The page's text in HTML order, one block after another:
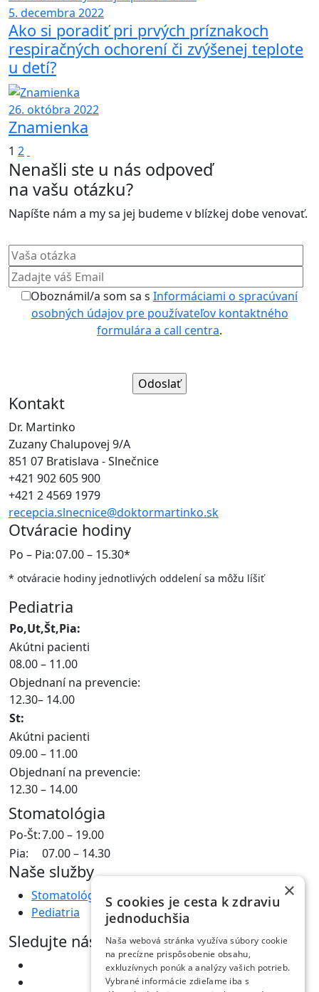
5. decembra 2022
Ako si poradiť pri prvých príznakoch
respiračných ochorení či zvýšenej teplote
u detí?
26. októbra 2022
Znamienka
Stránkovanie
príspevkov
1 2
Nenašli ste u nás odpoveď
na vašu otázku?
Napíšte nám a my sa jej budeme v blízkej dobe venovať.
Oboznámil/a som sa s Informáciami o spracúvaní
osobných údajov pre používateľov kontaktného
formulára a call centra.
Kontakt
Dr. Martinko
Zuzany Chalupovej 9/A
851 07 Bratislava - Slnečnice
+421 902 605 900
+421 2 4569 1979
recepcia.slnecnice@doktormartinko.sk
Otváracie hodiny
Po – Pia:07.00 – 15.30*
* otváracie hodiny jednotlivých oddelení sa môžu líšiť
Pediatria
Po,Ut,Št,Pia:
Akútni pacienti
08.00 – 11.00
Objednaní na prevencie:
12.30– 14.00
St:
Akútni pacienti
09.00 – 11.00
Objednaní na prevencie:
12.30 – 14.00
Stomatológia
Po-Št:7.00 – 19.00
Pia:
07.00 – 14.30
Naše služby
Stomatológia
Pediatria
Sledujte nás
×
S cookies je cesta k zdraviu
jednoduchšia
Naša webová stránka využíva súbory cookie
na precízne prispôsobenie obsahu,
exkluzívnych ponúk a analýzy vašich potrieb.
Vybrané informácie zdieľame iba s